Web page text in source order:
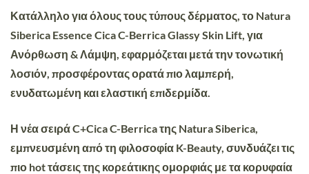
Κατάλληλογια όλους τους τύπους δέρματος , το Natura
Siberica Essence Cica C-Berrica Glassy Skin Lift, για
Ανόρθωση & Λάμψη, εφαρμόζεται μετά την τονωτική
λοσιόν, προσφέροντας ορατά πιο λαμπερή,
ενυδατωμένη και ελαστική επιδερμίδα.
Η νέα σειρά C+Cica C-Berrica της Natura Siberica,
εμπνευσμένη από τη φιλοσοφία K-Beauty, συνδυάζει τις
πιο hot τάσεις της κορεάτικης ομορφιάς με τα κορυφαία